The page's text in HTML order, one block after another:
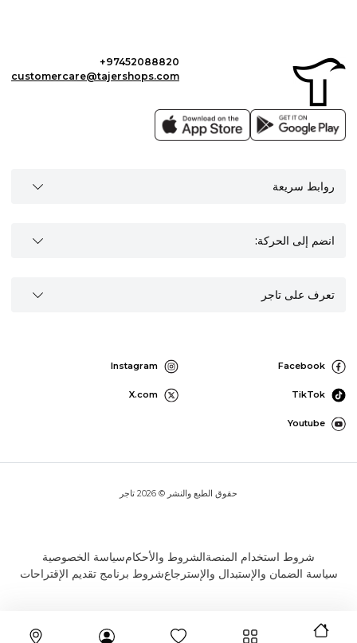
+97452088820
customercare@tajershops.com
روابط سريعة
انضم إلى الحركة:
تعرف على تاجر
Facebook
Instagram
TikTok
X.com
Youtube
حقوق الطبع والنشر © 2026 تاجر
شروط استخدام المنصةالشروط والأحكامسياسة الخصوصية
سياسة الضمان والإستبدال والإسترجاعشروط برنامج تقديم الإقتراحات